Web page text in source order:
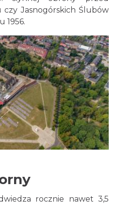
Jasnogórskich Ślubów
1956.
rocznie nawet 3,5